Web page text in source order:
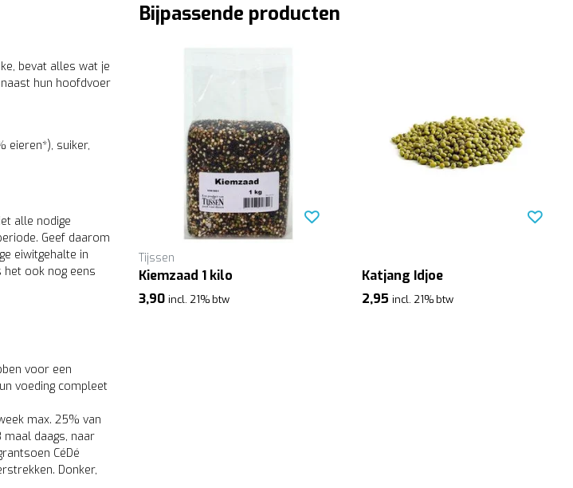
bevat alles wat je
hun hoofdvoer
eieren*), suiker,
alle nodige
Geef daarom
eiwitgehalte in
ook nog eens
voor een
voeding compleet
max. 25% van
maal daags, naar
CéDé
Donker,
Bijpassende producten
Tijssen
Kiemzaad 1 kilo
3,90 incl. 21% btw
Katjang Idjoe
2,95 incl. 21% btw